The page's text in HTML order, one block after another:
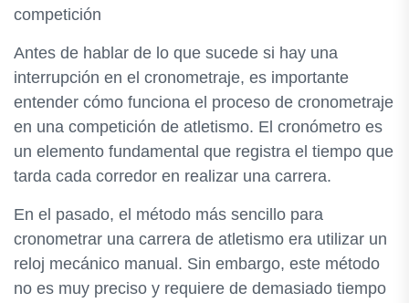
competición
Antes de hablar de lo que sucede si hay una
interrupción en el cronometraje, es importante
entender cómo funciona el proceso de cronometraje
en una competición de atletismo. El cronómetro es
un elemento fundamental que registra el tiempo que
tarda cada corredor en realizar una carrera.
En el pasado, el método más sencillo para
cronometrar una carrera de atletismo era utilizar un
reloj mecánico manual. Sin embargo, este método
no es muy preciso y requiere de demasiado tiempo